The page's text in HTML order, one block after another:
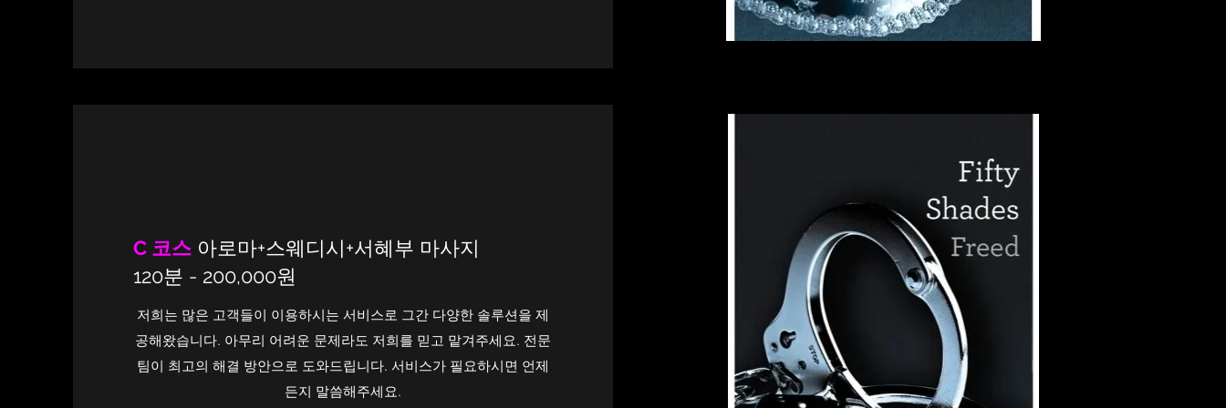
C 코스 아로마+스웨디시+서혜부 마사지
120분 - 200,000원
저희는 많은 고객들이 이용하시는 서비스로 그간 다양한 솔루션을 제
공해왔습니다. 아무리 어려운 문제라도 저희를 믿고 맡겨주세요. 전문
팀이 최고의 해결 방안으로 도와드립니다. 서비스가 필요하시면 언제
든지 말씀해주세요.